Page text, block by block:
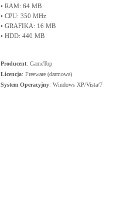
• RAM: 64 MB
• CPU: 350 MHz
• GRAFIKA: 16 MB
• HDD: 440 MB
Producent: GameTop
Licencja: Freeware (darmowa)
System Operacyjny: Windows XP/Vista/7